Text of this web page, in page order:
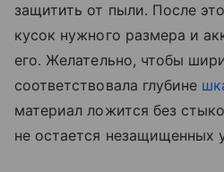
защитить от пыли. После
кусок нужного размера и
его. Желательно, чтобы
соответствовала глубине
материал ложится без
не остается незащищенных